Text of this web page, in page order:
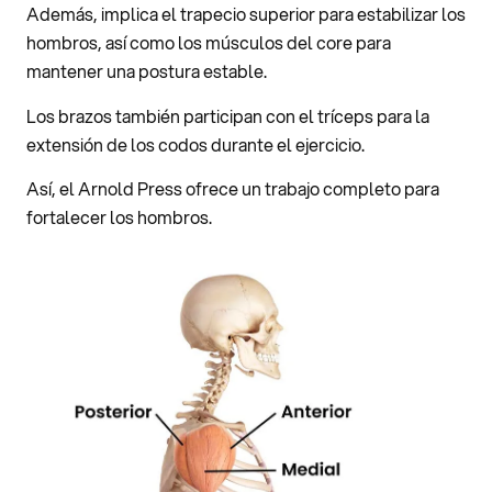
Además, implica el trapecio superior para estabilizar los
hombros, así como los músculos del core para
mantener una postura estable.
Los brazos también participan con el tríceps para la
extensión de los codos durante el ejercicio.
Así, el Arnold Press ofrece un trabajo completo para
fortalecer los hombros.